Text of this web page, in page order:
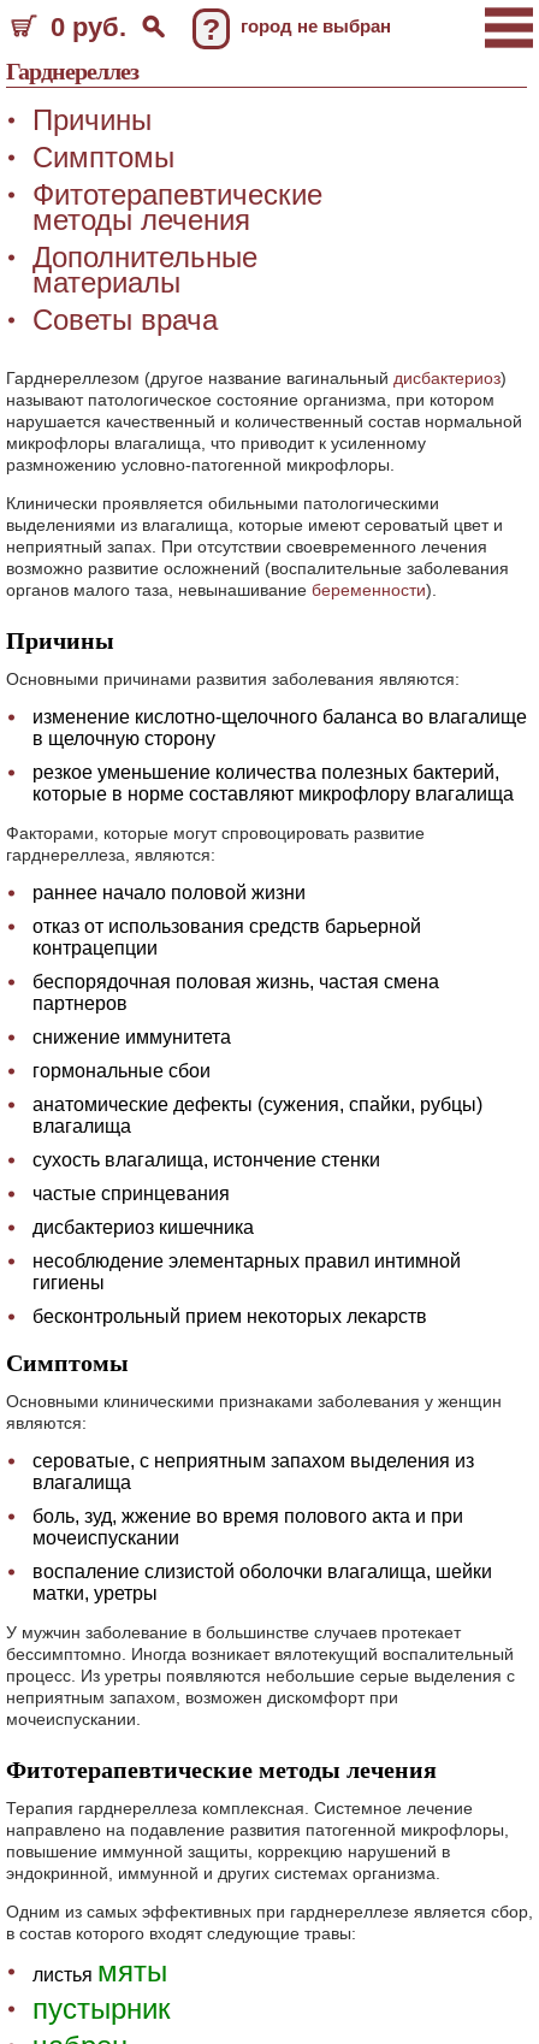
0 руб. ? город не выбран
Гарднереллез
Причины
Симптомы
Фитотерапевтические
методы лечения
Дополнительные
материалы
Советы врача
Гарднереллезом (другое название вагинальный дисбактериоз)
называют патологическое состояние организма, при котором
нарушается качественный и количественный состав нормальной
микрофлоры влагалища, что приводит к усиленному
размножению условно-патогенной микрофлоры.
Клинически проявляется обильными патологическими
выделениями из влагалища, которые имеют сероватый цвет и
неприятный запах. При отсутствии своевременного лечения
возможно развитие осложнений (воспалительные заболевания
органов малого таза, невынашивание беременности).
Причины
Основными причинами развития заболевания являются:
изменение кислотно-щелочного баланса во влагалище
в щелочную сторону
резкое уменьшение количества полезных бактерий,
которые в норме составляют микрофлору влагалища
Факторами, которые могут спровоцировать развитие
гарднереллеза, являются:
раннее начало половой жизни
отказ от использования средств барьерной
контрацепции
беспорядочная половая жизнь, частая смена
партнеров
снижение иммунитета
гормональные сбои
анатомические дефекты (сужения, спайки, рубцы)
влагалища
сухость влагалища, истончение стенки
частые спринцевания
дисбактериоз кишечника
несоблюдение элементарных правил интимной
гигиены
бесконтрольный прием некоторых лекарств
Симптомы
Основными клиническими признаками заболевания у женщин
являются:
сероватые, с неприятным запахом выделения из
влагалища
боль, зуд, жжение во время полового акта и при
мочеиспускании
воспаление слизистой оболочки влагалища, шейки
матки, уретры
У мужчин заболевание в большинстве случаев протекает
бессимптомно. Иногда возникает вялотекущий воспалительный
процесс. Из уретры появляются небольшие серые выделения с
неприятным запахом, возможен дискомфорт при
мочеиспускании.
Фитотерапевтические методы лечения
Терапия гарднереллеза комплексная. Системное лечение
направлено на подавление развития патогенной микрофлоры,
повышение иммунной защиты, коррекцию нарушений в
эндокринной, иммунной и других системах организма.
Одним из самых эффективных при гарднереллезе является сбор,
в состав которого входят следующие травы:
листья мяты
пустырник